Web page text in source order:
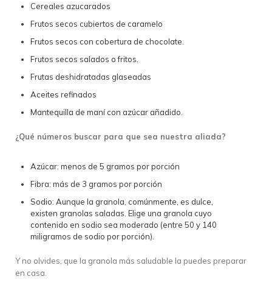
Cereales azucarados
Frutos secos cubiertos de caramelo
Frutos secos con cobertura de chocolate.
Frutos secos salados o fritos.
Frutas deshidratadas glaseadas
Aceites refinados
Mantequilla de maní con azúcar añadido.
¿Qué números buscar para que sea nuestra aliada?
Azúcar: menos de 5 gramos por porción
Fibra: más de 3 gramos por porción
Sodio: Aunque la granola, comúnmente, es dulce,
existen granolas saladas. Elige una granola cuyo
contenido en sodio sea moderado (entre 50 y 140
miligramos de sodio por porción).
Y no olvides, que la granola más saludable la puedes preparar
en casa.